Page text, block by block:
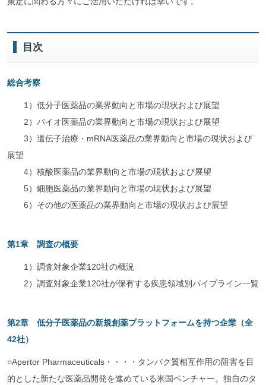
目次
総合考察
1）低分子医薬品の業界動向と市場の現状および展望
2）バイオ医薬品の業界動向と市場の現状および展望
3）遺伝子治療・mRNA医薬品の業界動向と市場の現状および
展望
4）核酸医薬品の業界動向と市場の現状および展望
5）細胞医薬品の業界動向と市場の現状および展望
6）その他の医薬品の業界動向と市場の現状および展望
第1章 調査の概要
1）調査対象企業120社の概況
2）調査対象企業120社が保有する疾患領域別パイプライン一覧
第2章 低分子医薬品の新規創薬プラットフォームを持つ企業（全
42社）
○Apertor Pharmaceuticals・・・・タンパク質相互作用の阻害を目
的とした新たな医薬品開発を進めている米国ベンチャー。独自のタ